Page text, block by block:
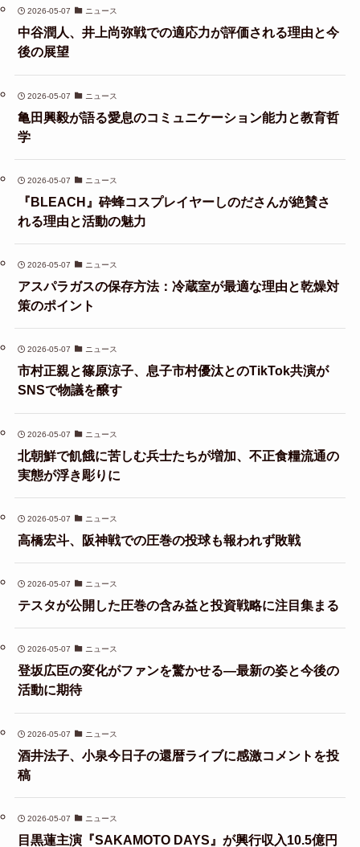
2026-05-07 ニュース
中谷潤人、井上尚弥戦での適応力が評価される理由と今
後の展望
2026-05-07 ニュース
亀田興毅が語る愛息のコミュニケーション能力と教育哲
学
2026-05-07 ニュース
『BLEACH』砕蜂コスプレイヤーしのださんが絶賛さ
れる理由と活動の魅力
2026-05-07 ニュース
アスパラガスの保存方法：冷蔵室が最適な理由と乾燥対
策のポイント
2026-05-07 ニュース
市村正親と篠原涼子、息子市村優汰とのTikTok共演が
SNSで物議を醸す
2026-05-07 ニュース
北朝鮮で飢餓に苦しむ兵士たちが増加、不正食糧流通の
実態が浮き彫りに
2026-05-07 ニュース
高橋宏斗、阪神戦での圧巻の投球も報われず敗戦
2026-05-07 ニュース
テスタが公開した圧巻の含み益と投資戦略に注目集まる
2026-05-07 ニュース
登坂広臣の変化がファンを驚かせる—最新の姿と今後の
活動に期待
2026-05-07 ニュース
酒井法子、小泉今日子の還暦ライブに感激コメントを投
稿
2026-05-07 ニュース
目黒蓮主演『SAKAMOTO DAYS』が興行収入10.5億円